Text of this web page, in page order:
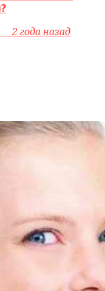
2 года назад